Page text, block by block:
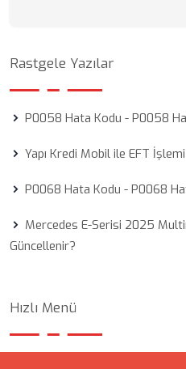
Rastgele Yazılar
P0058 Hata Kodu - P0058
Yapı Kredi Mobil ile EFT
P0068 Hata Kodu - P0068
Mercedes E-Serisi 2025
Güncellenir?
Hızlı Menü